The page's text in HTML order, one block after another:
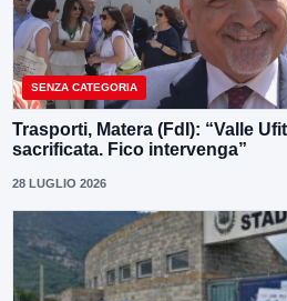
SENZA CATEGORIA
Trasporti, Matera (FdI): “Valle
sacrificata. Fico intervenga”
28 LUGLIO 2026